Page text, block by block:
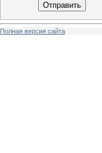
Отправить
Полная версия сайта